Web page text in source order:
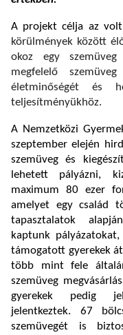
A projekt célja az
körülmények között
okoz egy
megfelelő
életminőségét és
teljesítményükhöz.
A Nemzetközi
szeptember elején
szemüveg és
lehetett pályázni,
maximum 80 ezer
amelyet egy család
tapasztalatok
kaptunk
támogatott gyerekek
több mint fele
szemüveg
gyerekek pedig
jelentkeztek. 67
szemüvegét is